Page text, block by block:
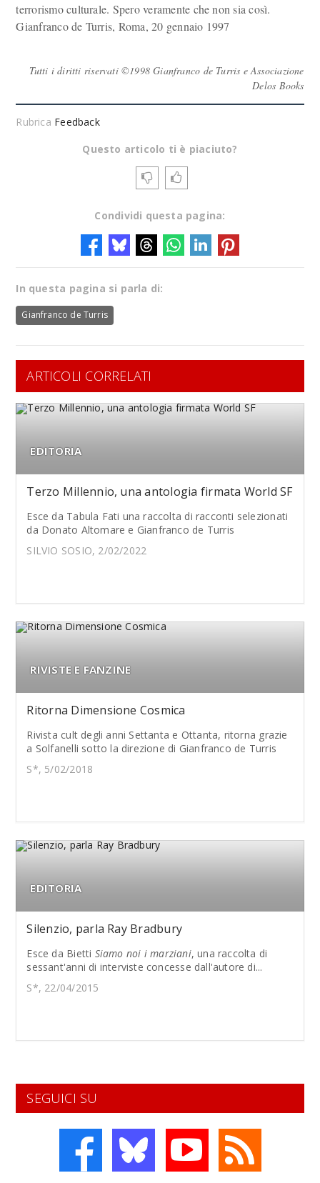
terrorismo culturale. Spero veramente che non sia così.
Gianfranco de Turris, Roma, 20 gennaio 1997
Tutti i diritti riservati ©1998 Gianfranco de Turris e Associazione
Delos Books
Rubrica Feedback
Questo articolo ti è piaciuto?
Condividi questa pagina:
In questa pagina si parla di:
Gianfranco de Turris
ARTICOLI CORRELATI
EDITORIA
Terzo Millennio, una antologia firmata World SF
Esce da Tabula Fati una raccolta di racconti selezionati
da Donato Altomare e Gianfranco de Turris
SILVIO SOSIO, 2/02/2022
RIVISTE E FANZINE
Ritorna Dimensione Cosmica
Rivista cult degli anni Settanta e Ottanta, ritorna grazie
a Solfanelli sotto la direzione di Gianfranco de Turris
S*, 5/02/2018
EDITORIA
Silenzio, parla Ray Bradbury
Esce da Bietti Siamo noi i marziani, una raccolta di
sessant'anni di interviste concesse dall'autore di...
S*, 22/04/2015
SEGUICI SU